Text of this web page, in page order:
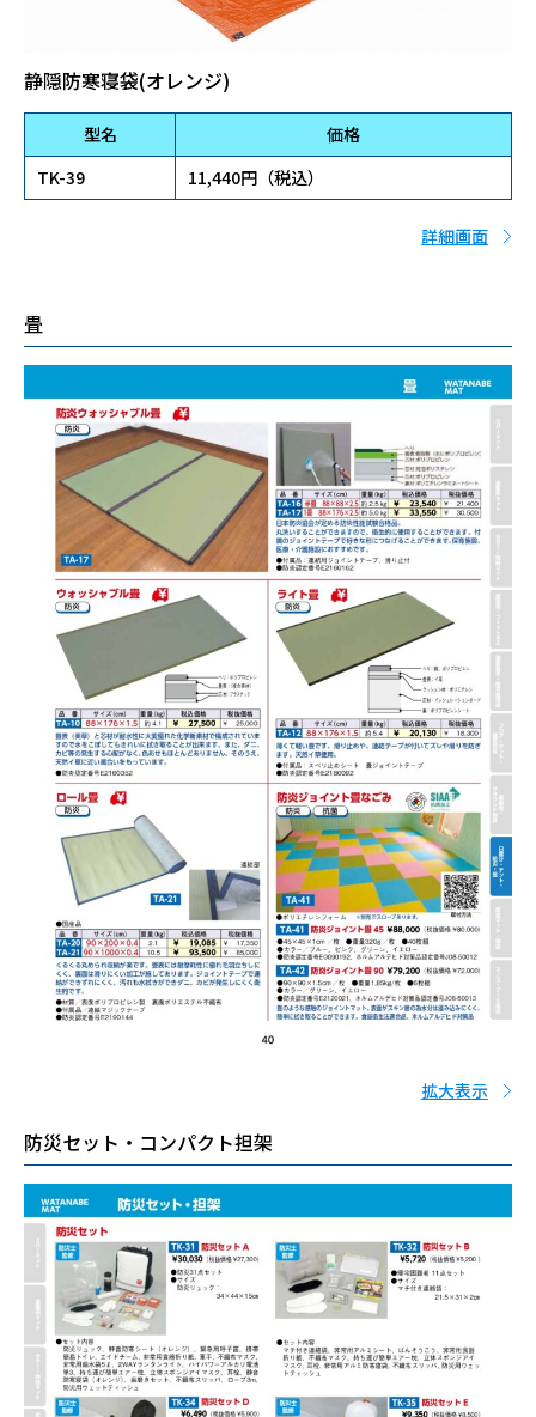
静隠防寒寝袋(オレンジ)
型名
価格
TK-39
11,440円（税込）
詳細画面
畳
拡大表示
防災セット・コンパクト担架